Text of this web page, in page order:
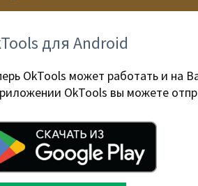
для Android
OkTools может работать и на
OkTools вы можете
вам необходимо